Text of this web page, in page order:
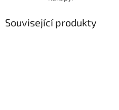
Související produkty